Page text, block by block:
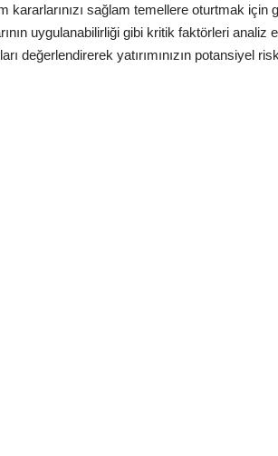
kararlarınızı sağlam temellere oturtmak
uygulanabilirliği gibi kritik faktörleri
değerlendirerek yatırımınızın potansiyel